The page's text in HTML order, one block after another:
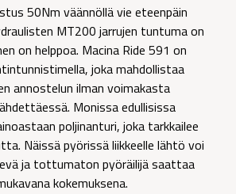
50Nm väännöllä vie eteenpäin
MT200 jarrujen tuntuma on
on helppoa. Macina Ride 591 on
joka mahdollistaa
annostelun ilman voimakasta
Monissa edullisissa
poljinanturi, joka tarkkailee
Näissä pyörissä liikkeelle lähtö voi
ja tottumaton pyöräilijä saattaa
kokemuksena.